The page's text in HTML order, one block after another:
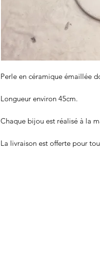
Perle en céramique émaillée
Longueur environ 45cm.
Chaque bijou est réalisé à la
La livraison est offerte pour